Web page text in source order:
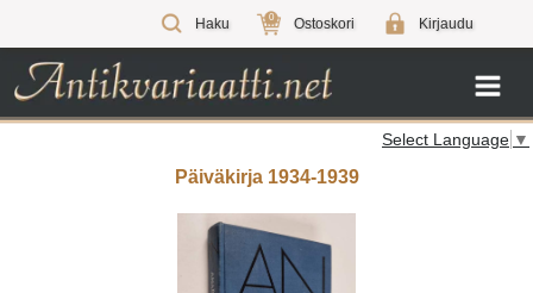
Haku 0 Ostoskori Kirjaudu
Select Language ▼
Päiväkirja 1934-1939